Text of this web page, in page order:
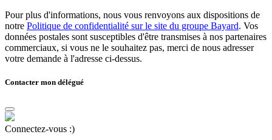
Pour plus d'informations, nous vous renvoyons aux dispositions de
notre Politique de confidentialité sur le site du groupe Bayard. Vos
données postales sont susceptibles d'être transmises à nos partenaires
commerciaux, si vous ne le souhaitez pas, merci de nous adresser
votre demande à l'adresse ci-dessus.
Contacter mon délégué
Connectez-vous :)